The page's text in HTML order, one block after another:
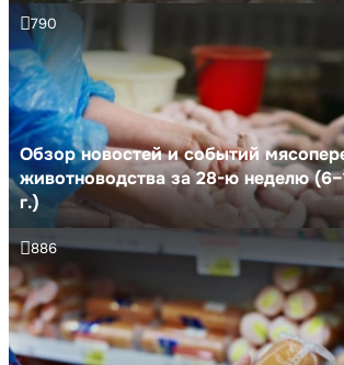
Обзор новостей и событий
животноводства за 28-ю неделю
г.)
790
886